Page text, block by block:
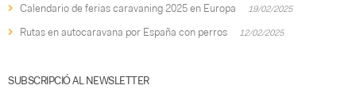
Calendario de ferias caravaning 2025 en Europa 19/02/2025
Rutas en autocaravana por España con perros 12/02/2025
SUBSCRIPCIÓ AL NEWSLETTER